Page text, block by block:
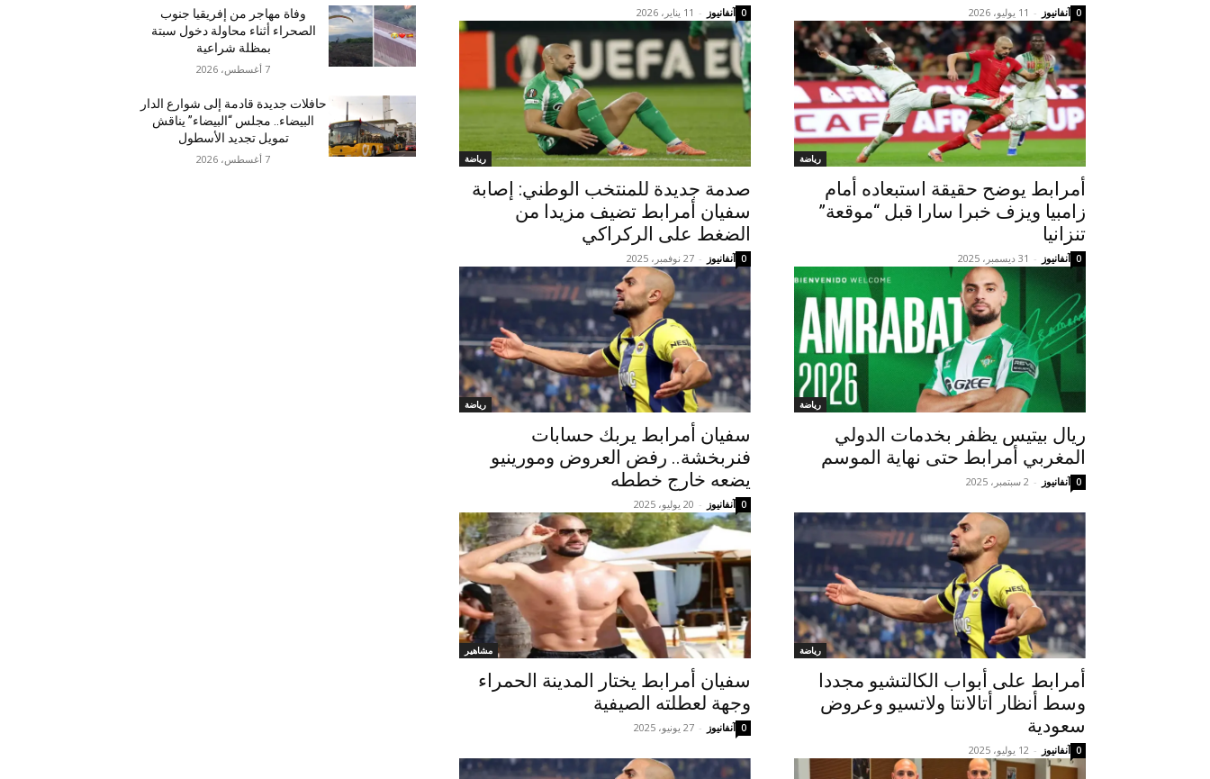
وفاة مهاجر من إفريقيا جنوب
الصحراء أثناء محاولة دخول سبتة
بمظلة شراعية
7 أغسطس، 2026
حافلات جديدة قادمة إلى شوارع الدار
البيضاء.. مجلس “البيضاء” يناقش
تمويل تجديد الأسطول
7 أغسطس، 2026
آنفانيوز - 11 يوليو، 2026 0 آنفانيوز - 11 يناير، 2026 0
رياضة
أمرابط يوضح حقيقة استبعاده أمام
زامبيا ويزف خبرا سارا قبل “موقعة”
تنزانيا
آنفانيوز - 31 ديسمبر، 2025 0
رياضة
صدمة جديدة للمنتخب الوطني: إصابة
سفيان أمرابط تضيف مزيدا من
الضغط على الركراكي
آنفانيوز - 27 نوفمبر، 2025 0
رياضة
ريال بيتيس يظفر بخدمات الدولي
المغربي أمرابط حتى نهاية الموسم
آنفانيوز - 2 سبتمبر، 2025 0
رياضة
سفيان أمرابط يربك حسابات
فنربخشة.. رفض العروض ومورينيو
يضعه خارج خططه
آنفانيوز - 20 يوليو، 2025 0
رياضة
أمرابط على أبواب الكالتشيو مجددا
وسط أنظار أتالانتا ولاتسيو وعروض
سعودية
آنفانيوز - 12 يوليو، 2025 0
مشاهير
سفيان أمرابط يختار المدينة الحمراء
وجهة لعطلته الصيفية
آنفانيوز - 27 يونيو، 2025 0